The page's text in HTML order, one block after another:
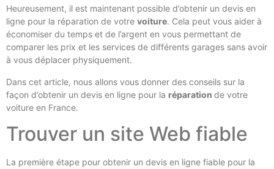
Heureusement, il est maintenant possible d’obtenir un devis en
ligne pour la réparation de votre voiture. Cela peut vous aider à
économiser du temps et de l’argent en vous permettant de
comparer les prix et les services de différents garages sans avoir
à vous déplacer physiquement.
Dans cet article, nous allons vous donner des conseils sur la
façon d’obtenir un devis en ligne pour la réparation de votre
voiture en France.
Trouver un site Web fiable
La première étape pour obtenir un devis en ligne fiable pour la